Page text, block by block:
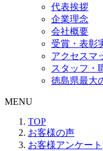
代表挨拶
企業理念
会社概要
受賞・表彰
アクセスマ
スタッフ・
徳島県最大
MENU
TOP
お客様の声
お客様アンケート